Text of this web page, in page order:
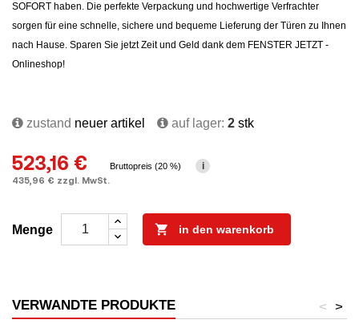
SOFORT haben. Die perfekte Verpackung und hochwertige Verfrachter
sorgen für eine schnelle, sichere und bequeme Lieferung der Türen zu Ihnen
nach Hause. Sparen Sie jetzt Zeit und Geld dank dem FENSTER JETZT -
Onlineshop!
zustand neuer artikel auf lager: 2 stk
523,16 €
435,96 € zzgl. MwSt.
Bruttopreis (20 %) i
Menge  in den warenkorb
VERWANDTE PRODUKTE >
<